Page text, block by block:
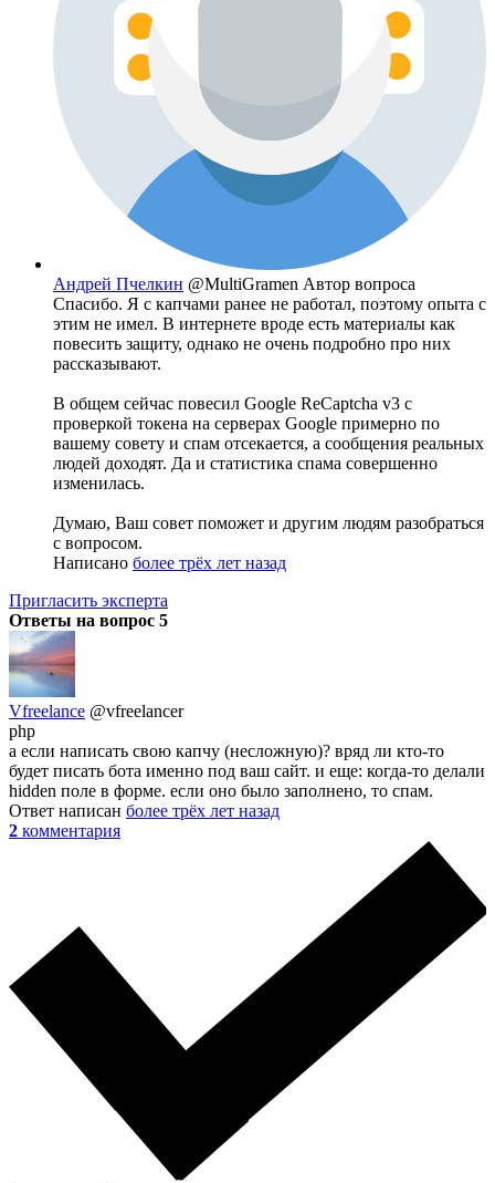
Андрей Пчелкин @MultiGramen Автор вопроса
Спасибо. Я с капчами ранее не работал, поэтому опыта с
этим не имел. В интернете вроде есть материалы как
повесить защиту, однако не очень подробно про них
рассказывают.
В общем сейчас повесил Google ReCaptcha v3 с
проверкой токена на серверах Google примерно по
вашему совету и спам отсекается, а сообщения реальных
людей доходят. Да и статистика спама совершенно
изменилась.
Думаю, Ваш совет поможет и другим людям разобраться
с вопросом.
Написано более трёх лет назад
Пригласить эксперта
Ответы на вопрос 5
Vfreelance @vfreelancer
php
а если написать свою капчу (несложную)? вряд ли кто-то
будет писать бота именно под ваш сайт. и еще: когда-то делали
hidden поле в форме. если оно было заполнено, то спам.
Ответ написан более трёх лет назад
2 комментария